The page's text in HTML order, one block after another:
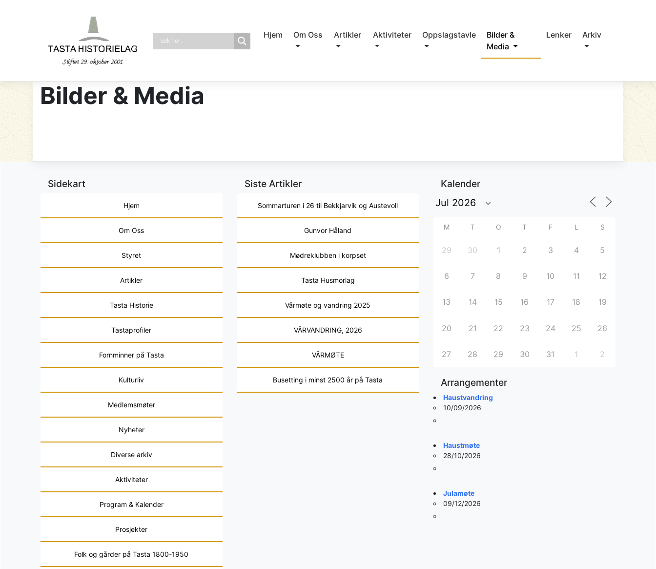
Hjem Om Oss Artikler Aktiviteter Oppslagstavle
Bilder &
Media
Lenker Arkiv
Bilder & Media
Sidekart
Hjem
Om Oss
Styret
Artikler
Tasta Historie
Tastaprofiler
Fornminner på Tasta
Kulturliv
Medlemsmøter
Nyheter
Diverse arkiv
Aktiviteter
Program & Kalender
Prosjekter
Folk og gårder på Tasta 1800-1950
Siste Artikler
Sommarturen i 26 til Bekkjarvik og Austevoll
Gunvor Håland
Mødreklubben i korpset
Tasta Husmorlag
Vårmøte og vandring 2025
VÅRVANDRING, 2026
VÅRMØTE
Busetting i minst 2500 år på Tasta
Kalender
M T O T F L S
29 30 1 2 3 4 5
6 7 8 9 10 11 12
13 14 15 16 17 18 19
20 21 22 23 24 25 26
27 28 29 30 31 1 2
Arrangementer
Haustvandring
10/09/2026
Haustmøte
28/10/2026
Julamøte
09/12/2026